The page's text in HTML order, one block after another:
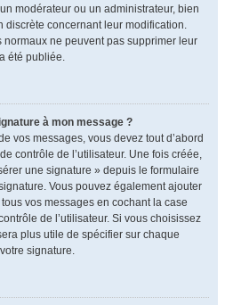
modérateur ou un administrateur, bien
discrète concernant leur modification.
ne peuvent pas supprimer leur
été publiée.
à mon message ?
vos messages, vous devez tout d’abord
contrôle de l’utilisateur. Une fois créée,
une signature » depuis le formulaire
Vous pouvez également ajouter
vos messages en cochant la case
de l’utilisateur. Si vous choisissez
plus utile de spécifier sur chaque
signature.